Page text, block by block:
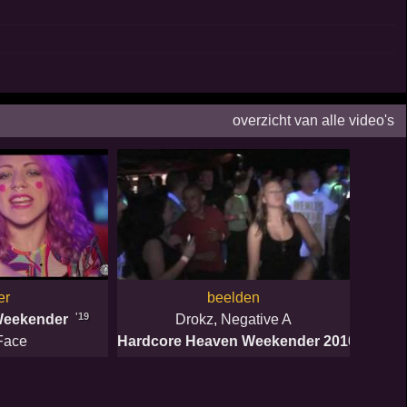
overzicht van alle video's
'19
beelden
Drokz, Negative A
Hardcore Heaven Weekender 2010